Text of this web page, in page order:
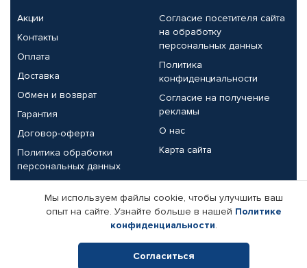
Акции
Контакты
Оплата
Доставка
Обмен и возврат
Гарантия
Договор-оферта
Политика обработки
персональных данных
Согласие посетителя сайта
на обработку
персональных данных
Политика
конфиденциальности
Согласие на получение
рекламы
О нас
Карта сайта
Партнерам
Корпоративным клиентам
Поставщикам
Реквизиты компании
Мы используем файлы cookie, чтобы улучшить ваш
опыт на сайте. Узнайте больше в нашей Политике
конфиденциальности.
Согласиться